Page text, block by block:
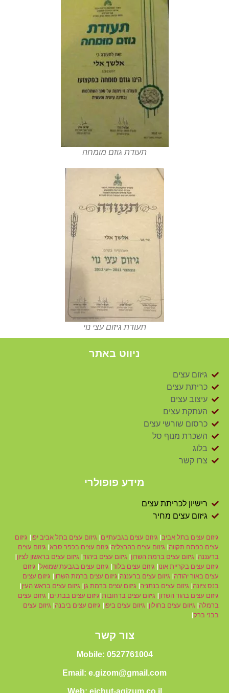
תעודת גוזם מומחה
תעודת גיזום עצי נוי
ניווט באתר
גיזום עצים
כריתת עצים
עיצוב עצים
העתקת עצים
כרסום שורשי עצים
השכרת מנוף סל
בלוג
צרו קשר
מידע פופולרי
רישיון לכריתת עצים
גיזום עצים מחיר
גיזום עצים בתל אביב| גיזום עצים בגבעתיים| גיזום עצים בתל אביב יפו| גיזום
עצים בפתח תקווה| גיזום עצים בהרצליה|גיזום עצים בכפר סבא| גיזום עצים
ברעננה| גיזום עצים ברמת השרון| גיזום עצים ביהוד| גיזום עצים בראשון לציון|
גיזום עצים בקריית אונו| גיזום עצים בלוד| גיזום עצים בגבעת שמואל| גיזום
עצים באור יהודה| גיזום עצים ברעננה|גיזום עצים ברמת השרון| גיזום עצים
בנס ציונה| גיזום עצים בנתניה| גיזום עצים ברמת גן| גיזום עצים בראש העין|
גיזום עצים בהוד השרון| גיזום עצים ברחובות|גיזום עצים בבת ים| גיזום עצים
ברמלה| גיזום עצים בחולון| גיזום עצים ביפו| גיזום עצים ביבנה| גיזום עצים
בבני ברק|
צור קשר
Mobile: 0527761004
Email: e.gizom@gmail.com
Web: eichut-agizum.co.il